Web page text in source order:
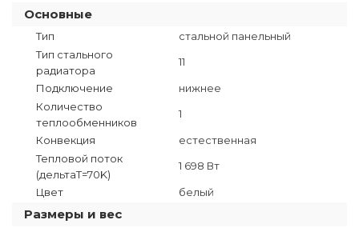
Основные
Тип
стальной панельный
Тип стального
радиатора
11
Подключение
нижнее
Количество
теплообменников
1
Конвекция
естественная
Тепловой поток
(дельтаT=70K)
1 698 Вт
Цвет белый
Размеры и вес